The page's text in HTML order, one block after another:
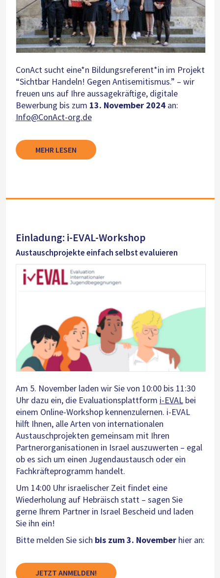
ConAct sucht eine*n Bildungsreferent*in im Projekt
“Sichtbar Handeln! Gegen Antisemitismus.” – wir
freuen uns auf Ihre aussagekräftige, digitale
Bewerbung bis zum 13. November 2024 an:
Info@ConAct-org.de
MEHR LESEN
Einladung: i-EVAL-Workshop
Austauschprojekte einfach selbst evaluieren
Am 5. November laden wir Sie von 10:00 bis 11:30
Uhr dazu ein, die Evaluationsplattform i-EVALbei
einem Online-Workshop kennenzulernen. i-EVAL
hilft Ihnen, alle Arten von internationalen
Austauschprojekten gemeinsam mit Ihren
Partnerorganisationen in Israel auszuwerten – egal
ob es sich um einen Jugendaustausch oder ein
Fachkräfteprogramm handelt.
Um 14:00 Uhr israelischer Zeit findet eine
Wiederholung auf Hebräisch statt – sagen Sie
gerne Ihrem Partner in Israel Bescheid und laden
Sie ihn ein!
Bitte melden Sie sich bis zum 3. Novemberhier an:
JETZT ANMELDEN!